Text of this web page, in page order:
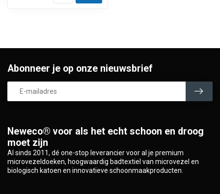
Neweco® voor als het echt schoon en droog
moet zijn
Al sinds 2011, dé one-stop leverancier voor al je premium
microvezeldoeken, hoogwaardig badtextiel van microvezel en
biologisch katoen en innovatieve schoonmaakproducten.
Abonneer je op onze nieuwsbrief